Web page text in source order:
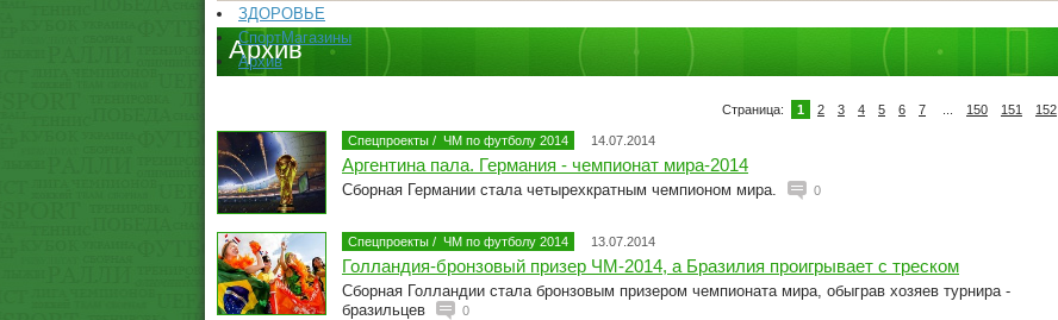
ЗДОРОВЬЕ
СпортМагазины
Архив
Архив
Страница: 1 2 3 4 5 6 7 150 151 152
Спецпроекты / ЧМ по футболу 2014 14.07.2014
Аргентина пала. Германия - чемпионат мира-2014
Сборная Германии стала четырехкратным чемпионом мира. 0
Спецпроекты / ЧМ по футболу 2014 13.07.2014
Голландия-бронзовый призер ЧМ-2014, а Бразилия проигрывает с треском
Сборная Голландии стала бронзовым призером чемпионата мира, обыграв хозяев турнира -
бразильцев
0